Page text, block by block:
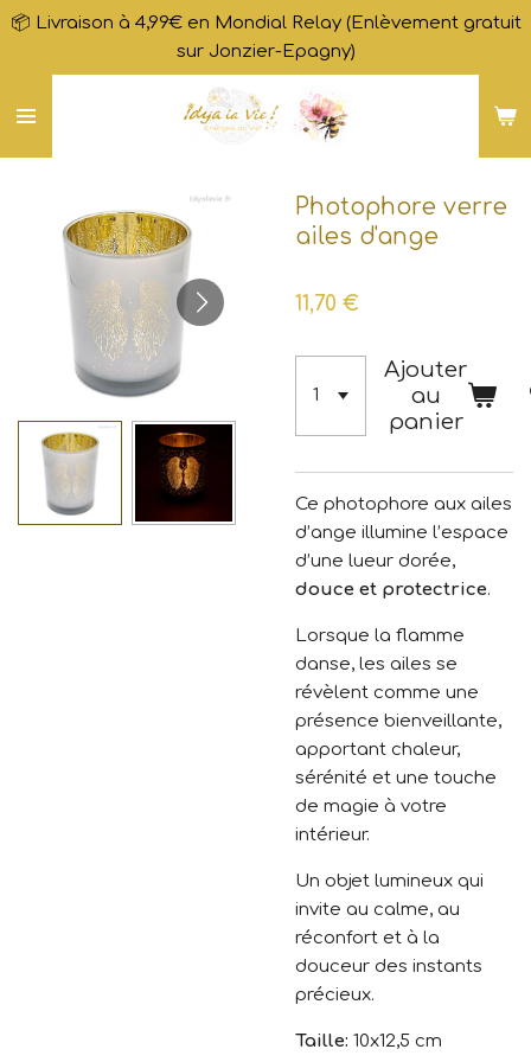
Passer
contenu
principal
📦 Livraison à 4,99€ en Mondial Relay (Enlèvement gratuit
sur Jonzier-Epagny)
Photophore verre
ailes d'ange
11,70 €
Ajouter
au
panier
Ce photophore aux ailes
d’ange illumine l’espace
d’une lueur dorée,
douce et protectrice.
Lorsque la flamme
danse, les ailes se
révèlent comme une
présence bienveillante,
apportant chaleur,
sérénité et une touche
de magie à votre
intérieur.
Un objet lumineux qui
invite au calme, au
réconfort et à la
douceur des instants
précieux.
Taille: 10x12,5 cm